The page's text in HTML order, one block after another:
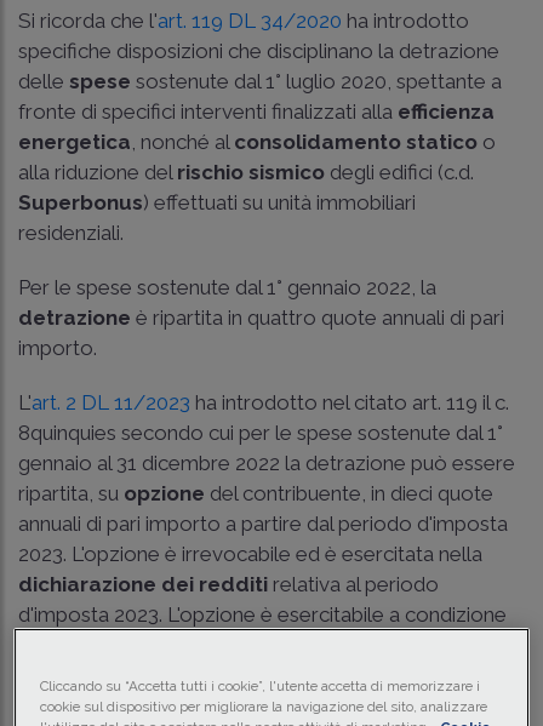
Si ricorda che l'art. 119 DL 34/2020 ha introdotto
specifiche disposizioni che disciplinano la detrazione
delle spese sostenute dal 1° luglio 2020, spettante a
fronte di specifici interventi finalizzati alla efficienza
energetica, nonché al consolidamento statico o
alla riduzione del rischio sismico degli edifici (c.d.
Superbonus) effettuati su unità immobiliari
residenziali.
Per le spese sostenute dal 1° gennaio 2022, la
detrazione è ripartita in quattro quote annuali di pari
importo.
L'art. 2 DL 11/2023 ha introdotto nel citato art. 119 il c.
8quinquies secondo cui per le spese sostenute dal 1°
gennaio al 31 dicembre 2022 la detrazione può essere
ripartita, su opzione del contribuente, in dieci quote
annuali di pari importo a partire dal periodo d'imposta
2023. L'opzione è irrevocabile ed è esercitata nella
dichiarazione dei redditi relativa al periodo
d'imposta 2023. L'opzione è esercitabile a condizione
2022 non sia stata indicata nella relativa dichiarazione
dei redditi.
Cliccando su “Accetta tutti i cookie”, l'utente accetta di memorizzare i
cookie sul dispositivo per migliorare la navigazione del sito, analizzare